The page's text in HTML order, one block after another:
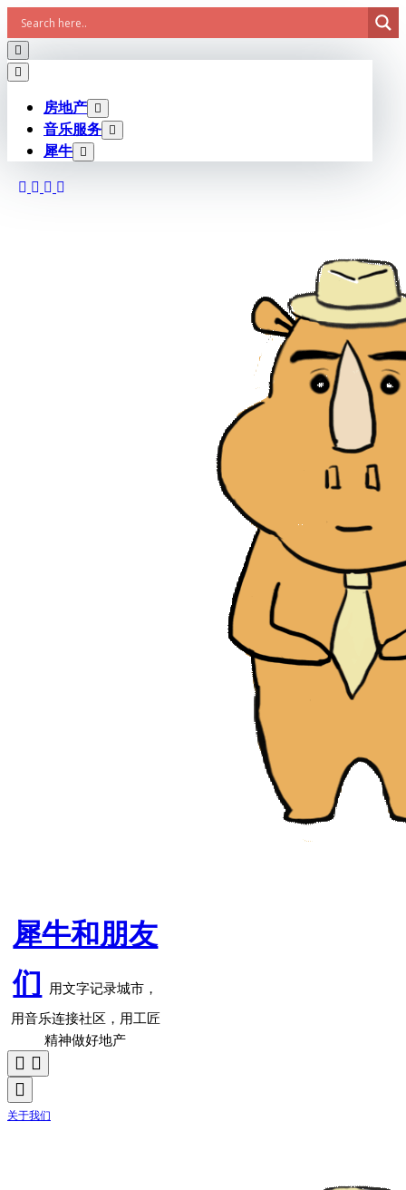
Skip
to
content
房地产
音乐服务
犀牛
犀牛和朋友
们 用文字记录城市，
用音乐连接社区，用工匠
精神做好地产
关于我们